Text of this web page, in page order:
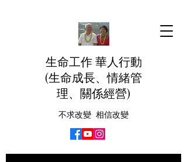
生命工作 華人行動
(生命成長、情緒管
理、關係經營)
不求改變 相信改變